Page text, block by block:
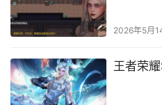
2026年5月
王者荣